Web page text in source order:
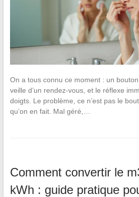
On a tous connu ce moment : un
veille d’un rendez-vous, et le réflexe
doigts. Le problème, ce n’est pas le
qu’on en fait. Mal géré,…
Comment convertir le
kWh : guide pratique